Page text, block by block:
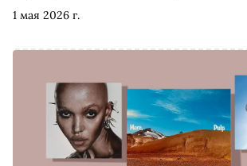
1 мая 2026 г.
в любом настроении (и возрасте!)